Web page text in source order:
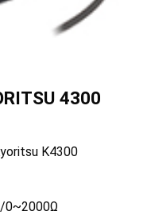
4300
K4300
0~2000Ω